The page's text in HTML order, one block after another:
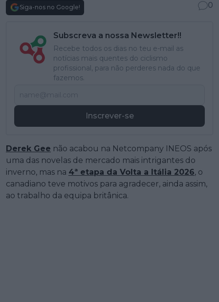
Siga-nos no Google! 0
Subscreva a nossa Newsletter!!
Recebe todos os dias no teu e-mail as
notícias mais quentes do ciclismo
profissional, para não perderes nada do que
fazemos.
Inscrever-se
Derek Gee não acabou na Netcompany INEOS após
uma das novelas de mercado mais intrigantes do
inverno, mas na 4ª etapa da Volta a Itália 2026, o
canadiano teve motivos para agradecer, ainda assim,
ao trabalho da equipa britânica.